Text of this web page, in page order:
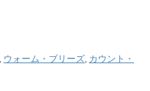
ウォーム・ブリーズ カウント・